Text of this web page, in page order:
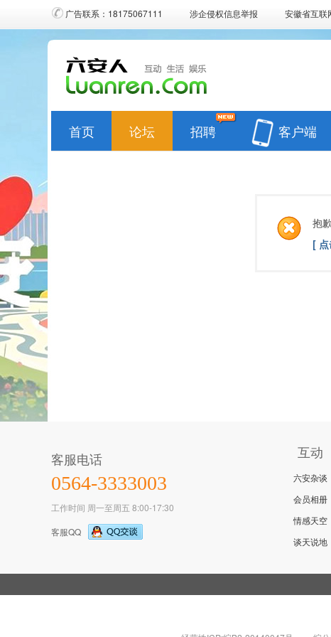
广告联系：18175067111 涉企侵权信息举报 安徽省互联
首页 论坛 招聘 客户端
抱
[
客服电话
0564-3333003
工作时间 周一至周五 8:00-17:30
客服QQ
互动
六安杂谈
会员相册
情感天空
谈天说地